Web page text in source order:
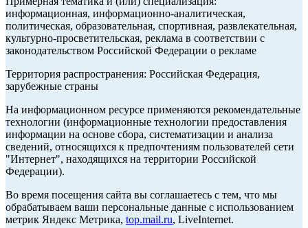
информационная, информационно-аналитическая,
политическая, образовательная, спортивная, развлекательная,
культурно-просветительская, реклама в соответствии с
законодательством Российской Федерации о рекламе
Территория распространения: Российская Федерация,
зарубежные страны
На информационном ресурсе применяются рекомендательные
технологии (информационные технологии предоставления
информации на основе сбора, систематизации и анализа
сведений, относящихся к предпочтениям пользователей сети
"Интернет", находящихся на территории Российской
Федерации).
Во время посещения сайта вы соглашаетесь с тем, что мы
обрабатываем ваши персональные данные с использованием
метрик Яндекс Метрика, top.mail.ru, LiveInternet.